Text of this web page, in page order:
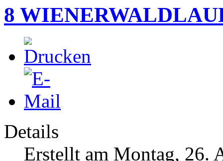
8
Details
Erstellt am Montag, 26.